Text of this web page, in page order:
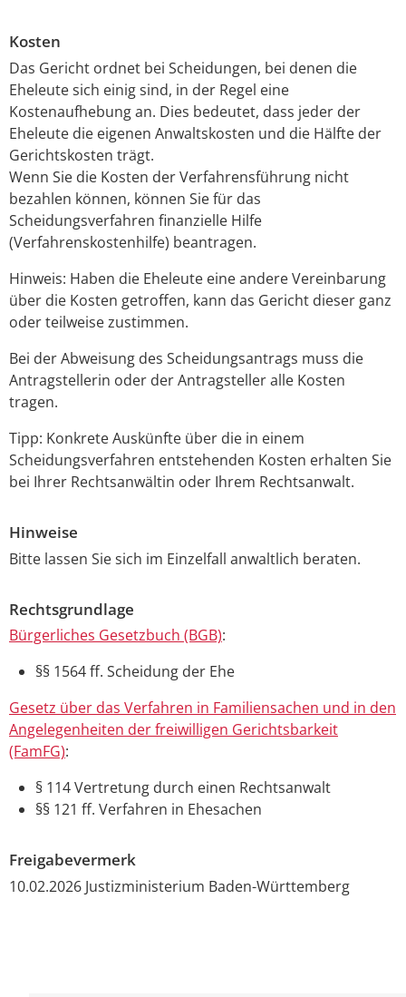
Kosten
Das Gericht ordnet bei Scheidungen, bei denen die
Eheleute sich einig sind, in der Regel eine
Kostenaufhebung an. Dies bedeutet, dass jeder der
Eheleute die eigenen Anwaltskosten und die Hälfte der
Gerichtskosten trägt.
Wenn Sie die Kosten der Verfahrensführung nicht
bezahlen können, können Sie für das
Scheidungsverfahren finanzielle Hilfe
(Verfahrenskostenhilfe) beantragen.
Hinweis: Haben die Eheleute eine andere Vereinbarung
über die Kosten getroffen, kann das Gericht dieser ganz
oder teilweise zustimmen.
Bei der Abweisung des Scheidungsantrags muss die
Antragstellerin oder der Antragsteller alle Kosten
tragen.
Tipp: Konkrete Auskünfte über die in einem
Scheidungsverfahren entstehenden Kosten erhalten Sie
bei Ihrer Rechtsanwältin oder Ihrem Rechtsanwalt.
Hinweise
Bitte lassen Sie sich im Einzelfall anwaltlich beraten.
Rechtsgrundlage
Bürgerliches Gesetzbuch (BGB):
§§ 1564 ff. Scheidung der Ehe
Gesetz über das Verfahren in Familiensachen und in den
Angelegenheiten der freiwilligen Gerichtsbarkeit
(FamFG):
§ 114 Vertretung durch einen Rechtsanwalt
§§ 121 ff. Verfahren in Ehesachen
Freigabevermerk
10.02.2026 Justizministerium Baden-Württemberg